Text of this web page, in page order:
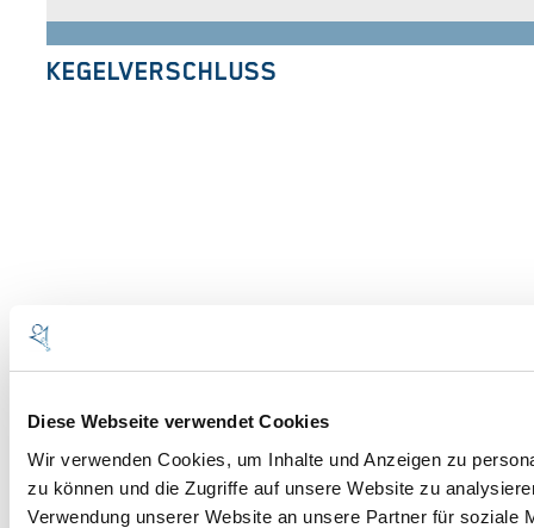
Diese Webseite verwendet Cookies
Wir verwenden Cookies, um Inhalte und Anzeigen zu
zu können und die Zugriffe auf unsere Website zu
Verwendung unserer Website an unsere Partner für soziale
KEGELVERSCHLUSS
St.-Vitus-Strasse 33
86672 Thierhaupten-Neukirchen
Deutschland